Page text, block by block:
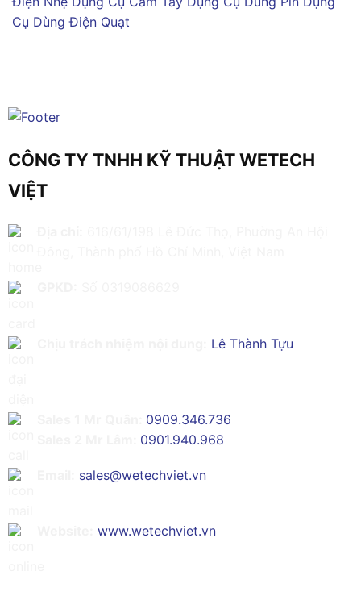
Cụ Dùng Điện Quạt
CÔNG TY TNHH KỸ THUẬT WETECH
VIỆT
Lê Thành Tựu
0909.346.736
0901.940.968
sales@wetechviet.vn
www.wetechviet.vn